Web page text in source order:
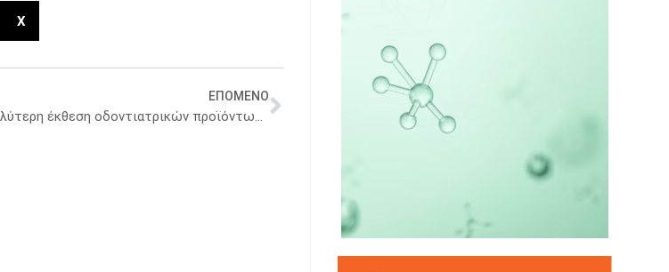
X
ΕΠΟΜΕΝΟ
Η InterMed στη μεγαλύτερη έκθεση οδοντιατρικών προϊόντων AEEDC DUBAI